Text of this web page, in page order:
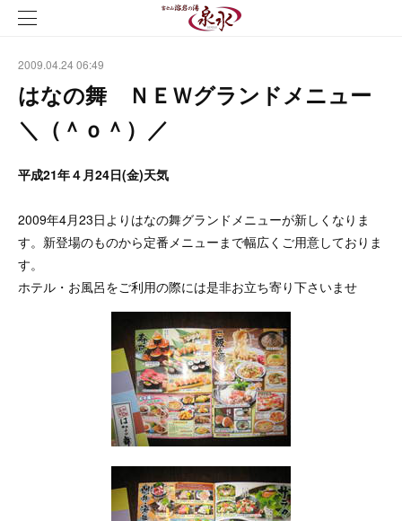
2009.04.24 06:49
はなの舞 ＮＥＷグランドメニュー
＼（＾ｏ＾）／
平成21年４月24日(金)天気
2009年4月23日よりはなの舞グランドメニューが新しくなりま
す。新登場のものから定番メニューまで幅広くご用意しておりま
す。
ホテル・お風呂をご利用の際には是非お立ち寄り下さいませ